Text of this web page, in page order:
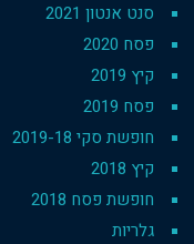
סנט אנטון 2021
פסח 2020
קיץ 2019
פסח 2019
חופשת סקי 2019-18
קיץ 2018
חופשת פסח 2018
גלריות